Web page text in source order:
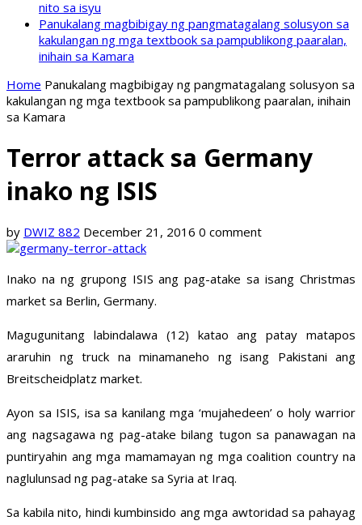
nito sa isyu
Panukalang magbibigay ng pangmatagalang solusyon sa
kakulangan ng mga textbook sa pampublikong paaralan,
inihain sa Kamara
Home Panukalang magbibigay ng pangmatagalang solusyon sa
kakulangan ng mga textbook sa pampublikong paaralan, inihain
sa Kamara
Terror attack sa Germany
inako ng ISIS
by DWIZ 882 December 21, 2016 0 comment
Inako na ng grupong ISIS ang pag-atake sa isang Christmas
market sa Berlin, Germany.
Magugunitang labindalawa (12) katao ang patay matapos
araruhin ng truck na minamaneho ng isang Pakistani ang
Breitscheidplatz market.
Ayon sa ISIS, isa sa kanilang mga ‘mujahedeen’ o holy warrior
ang nagsagawa ng pag-atake bilang tugon sa panawagan na
puntiryahin ang mga mamamayan ng mga coalition country na
naglulunsad ng pag-atake sa Syria at Iraq.
Sa kabila nito, hindi kumbinsido ang mga awtoridad sa pahayag